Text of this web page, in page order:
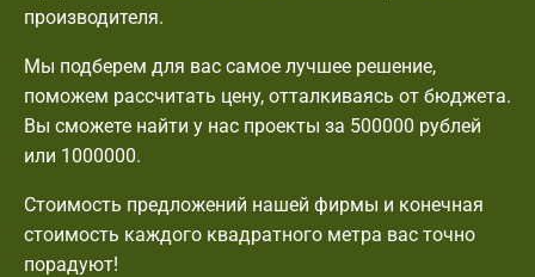
производителя.
Мы подберем для вас самое лучшее решение,
поможем рассчитать цену, отталкиваясь от бюджета.
Вы сможете найти у нас проекты за 500000 рублей
или 1000000.
Стоимость предложений нашей фирмы и конечная
стоимость каждого квадратного метра вас точно
порадуют!